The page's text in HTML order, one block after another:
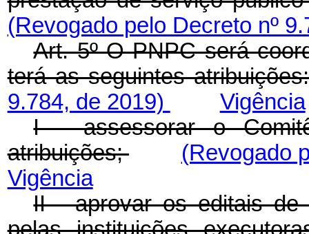
(Revogado pelo Decreto nº
Art. 5º O PNPC será
terá as seguintes
9.784, de 2019)
Vigência
I - assessorar o
atribuições;
(Revogado
Vigência
II - aprovar os editais de
pelas instituições